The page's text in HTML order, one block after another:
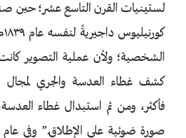
لستينيات القرن التاسع عشر؛ حين
الشخصية؛ ولأن عملية التصوير
كشف غطاء العدسة والجري لمجال
فأكثر، ومن ثم استبدال غطاء